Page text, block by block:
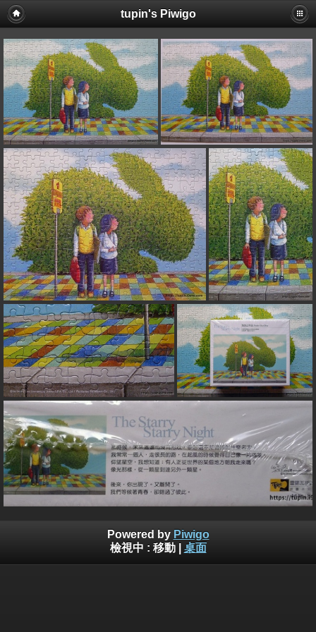
tupin's Piwigo
Powered by Piwigo
檢視中 : 移動| 桌面